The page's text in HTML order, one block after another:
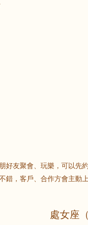
好友聚會、玩樂，可以先
錯，客戶、合作方會主動
處女座